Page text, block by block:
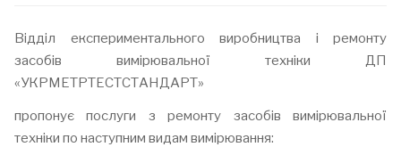
Відділ експериментального виробництва і ремонту
засобів вимірювальної техніки ДП
«УКРМЕТРТЕСТСТАНДАРТ»
пропонує послуги з ремонту засобів вимірювальної
техніки по наступним видам вимірювання: